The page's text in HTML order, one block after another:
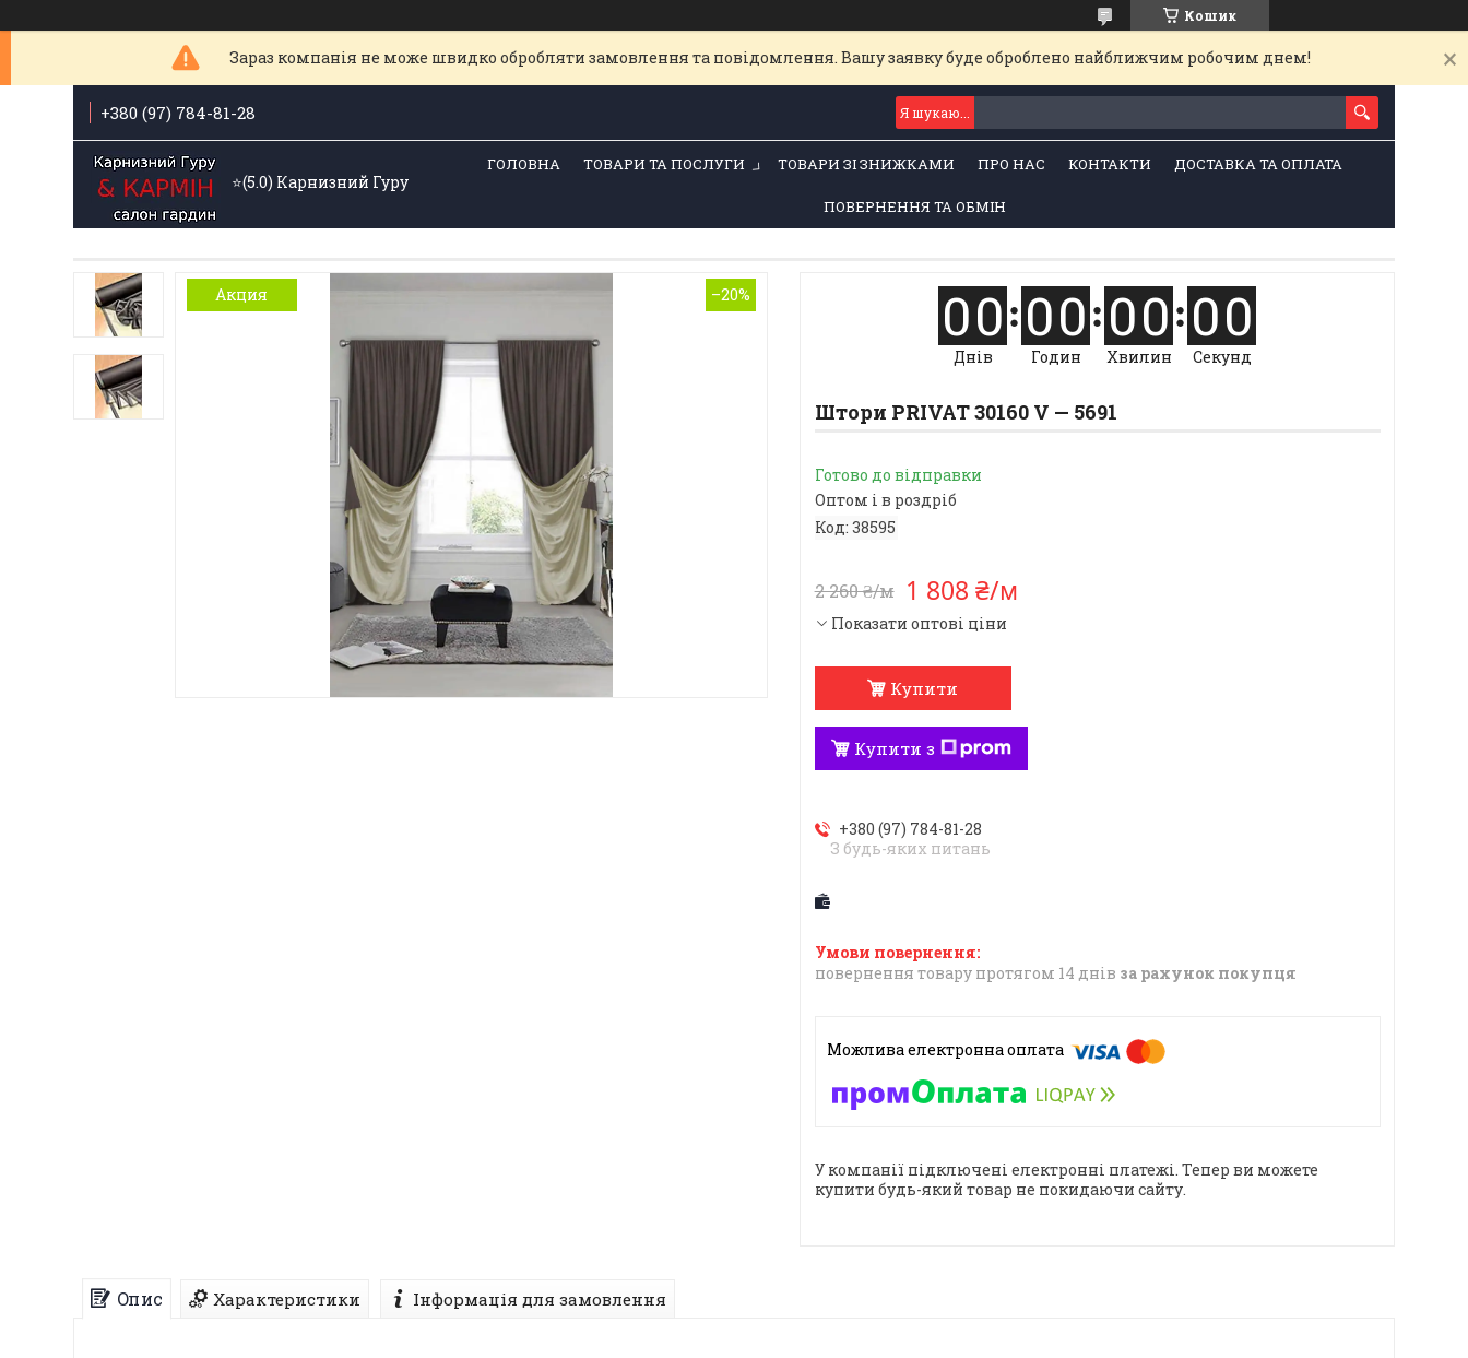
Кошик
Зараз компанія не може швидко обробляти замовлення та повідомлення. Вашу заявку буде оброблено найближчим робочим днем!
+380 (97) 784-81-28
⭐️(5.0) Карнизний Гуру
ГОЛОВНА ТОВАРИ ТА ПОСЛУГИ ТОВАРИ ЗІ ЗНИЖКАМИ ПРО НАС КОНТАКТИ ДОСТАВКА ТА ОПЛАТА
ПОВЕРНЕННЯ ТА ОБМІН
Акция –20% 00
Днів
00
Годин
00
Хвилин
00
Секунд
Штори PRIVAT 30160 V — 5691
Готово до відправки
Оптом і в роздріб
Код: 38595
2 260 ₴/м 1 808 ₴/м
Показати оптові ціни
Купити
Купити з
+380 (97) 784-81-28
З будь-яких питань
повернення товару протягом 14 днів за рахунок покупця
У компанії підключені електронні платежі. Тепер ви можете
купити будь-який товар не покидаючи сайту.
Опис Характеристики Інформація для замовлення